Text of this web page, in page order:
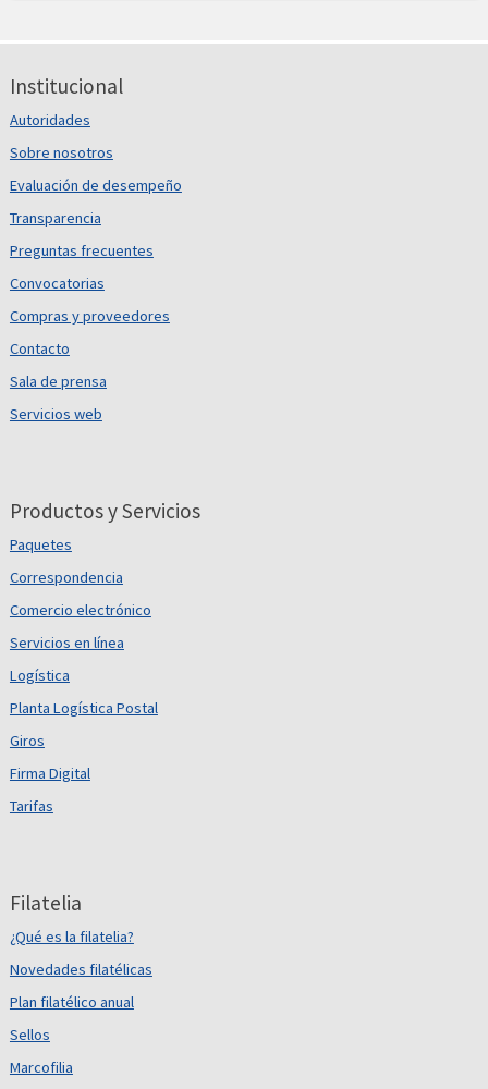
Institucional
Autoridades
Sobre nosotros
Evaluación de desempeño
Transparencia
Preguntas frecuentes
Convocatorias
Compras y proveedores
Contacto
Sala de prensa
Servicios web
Productos y Servicios
Paquetes
Correspondencia
Comercio electrónico
Servicios en línea
Logística
Planta Logística Postal
Giros
Firma Digital
Tarifas
Filatelia
¿Qué es la filatelia?
Novedades filatélicas
Plan filatélico anual
Sellos
Marcofilia